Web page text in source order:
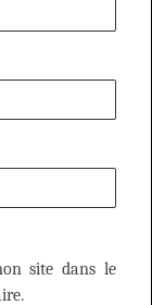
site dans le